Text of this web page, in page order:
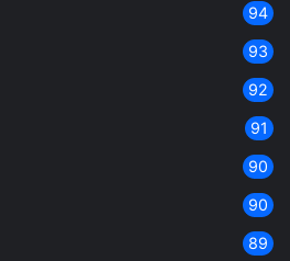
94
93
92
91
90
90
89